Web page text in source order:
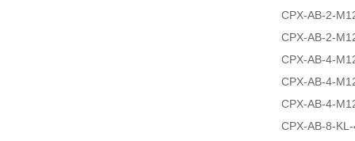
CPX-AB-2-
CPX-AB-2-
CPX-AB-4-
CPX-AB-4-
CPX-AB-4-
CPX-AB-8-